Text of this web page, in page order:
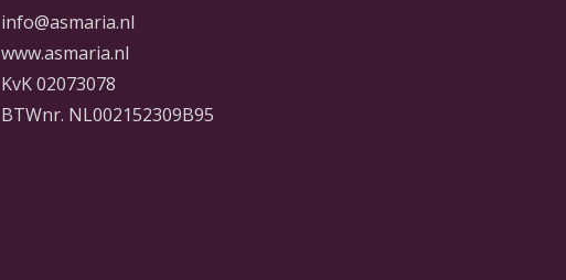
info@asmaria.nl
www.asmaria.nl
KvK 02073078
BTWnr. NL002152309B95